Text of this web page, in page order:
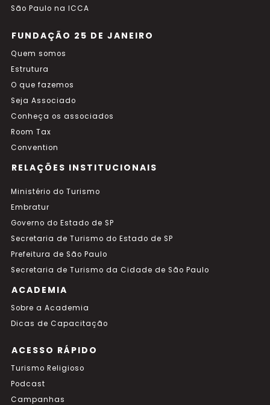
São Paulo na ICCA
FUNDAÇÃO 25 DE JANEIRO
Quem somos
Estrutura
O que fazemos
Seja Associado
Conheça os associados
Room Tax
Convention
RELAÇÕES INSTITUCIONAIS
Ministério do Turismo
Embratur
Governo do Estado de SP
Secretaria de Turismo do Estado de SP
Prefeitura de São Paulo
Secretaria de Turismo da Cidade de São Paulo
ACADEMIA
Sobre a Academia
Dicas de Capacitação
ACESSO RÁPIDO
Turismo Religioso
Podcast
Campanhas